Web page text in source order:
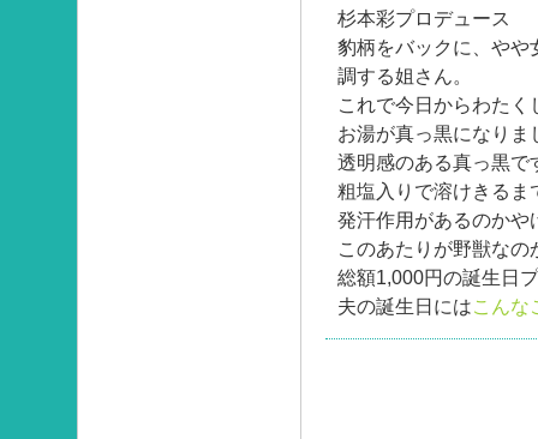
杉本彩プロデュース
豹柄をバックに、やや
調する姐さん。
これで今日からわた
お湯が真っ黒になりま
透明感のある真っ黒で
粗塩入りで溶けきるま
発汗作用があるのかや
このあたりが野獣なの
総額1,000円の誕生日
夫の誕生日にはこんな